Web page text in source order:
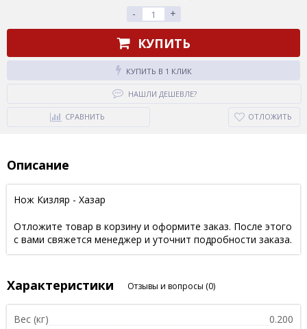
-
+
КУПИТЬ
КУПИТЬ В 1 КЛИК
НАШЛИ ДЕШЕВЛЕ?
СРАВНИТЬ ОТЛОЖИТЬ
Описание
Нож Кизляр - Хазар
Отложите товар в корзину и оформите заказ. После этого
с вами свяжется менеджер и уточнит подробности заказа.
Характеристики Отзывы и вопросы (0)
Вес (кг)
0.200